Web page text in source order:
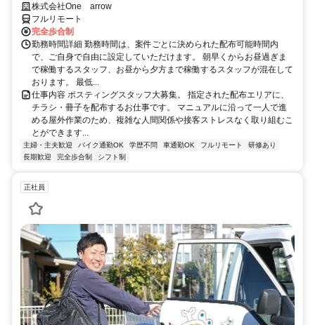
株式会社One arrow
フルリモート
完全歩合制
勤務時間詳細 勤務時間は、案件ごとに決められた配布可能時間内
で、ご自身で自由に設定していただけます。 朝早くからお昼過ぎま
で稼働するスタッフ、お昼から夕方まで稼働するスタッフが混在して
おります。 最低...
仕事内容 ポスティングスタッフ大募集。 指定された配布エリアに、
チラシ・冊子を配布するお仕事です。 マニュアルに沿って一人で進
める屋外作業のため、複雑な人間関係や接客ストレスなく取り組むこ
とができます...
主婦・主夫歓迎 バイク通勤OK 学歴不問 車通勤OK フルリモート
研修あり
長期歓迎
完全歩合制 シフト制
正社員